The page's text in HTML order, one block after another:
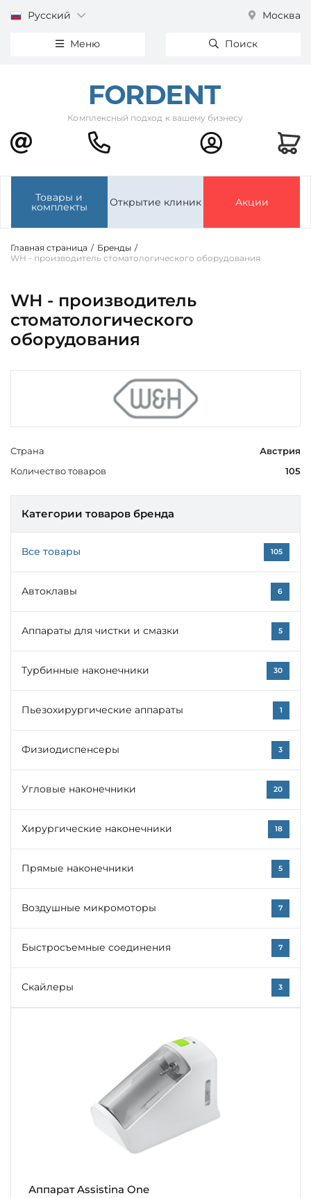
Русский Москва
Меню Поиск
Комплексный подход к вашему бизнесу
Товары и
комплекты Открытие клиник Акции
Главная страница / Бренды /
WH - производитель стоматологического оборудования
WH - производитель
стоматологического
оборудования
Страна
Австрия
Количество товаров
105
Категории товаров бренда
Все товары 105
Автоклавы 6
Аппараты для чистки и смазки 5
Турбинные наконечники 30
Пьезохирургические аппараты 1
Физиодиспенсеры 3
Угловые наконечники 20
Хирургические наконечники 18
Прямые наконечники 5
Воздушные микромоторы 7
Быстросъемные соединения 7
Скайлеры 3
Аппарат Assistina One